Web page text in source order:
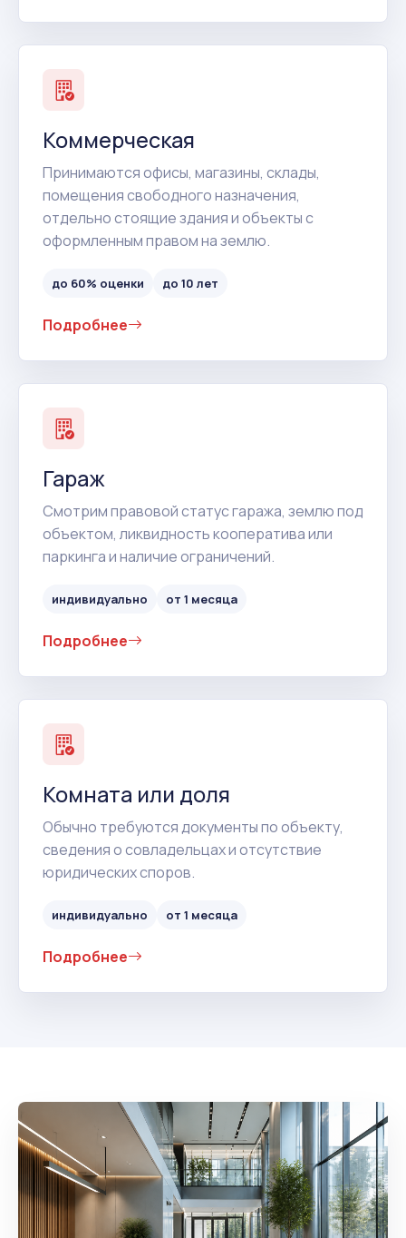
Коммерческая
Принимаются офисы, магазины, склады,
помещения свободного назначения,
отдельно стоящие здания и объекты с
оформленным правом на землю.
до 60% оценки до 10 лет
Подробнее
Гараж
Смотрим правовой статус гаража, землю под
объектом, ликвидность кооператива или
паркинга и наличие ограничений.
индивидуально от 1 месяца
Подробнее
Комната или доля
Обычно требуются документы по объекту,
сведения о совладельцах и отсутствие
юридических споров.
индивидуально от 1 месяца
Подробнее